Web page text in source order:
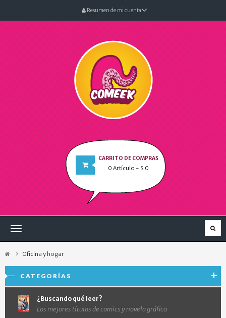
Resumen de mi cuenta
CARRITO DE COMPRAS
0 Artículo - $ 0
Navegación
Oficina y hogar
CATEGORÍAS
¿Buscando qué leer?
Los mejores títulos de comics y novela gráfica